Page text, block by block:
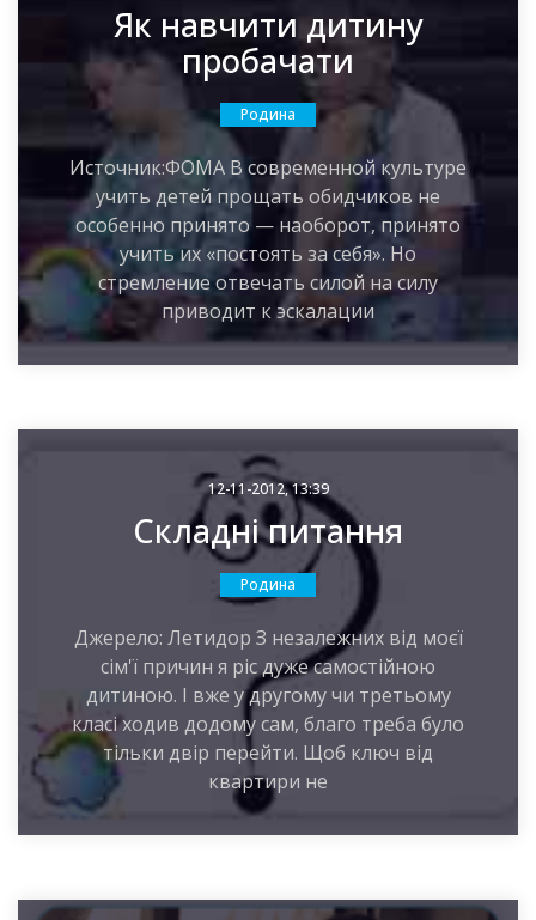
Як навчити дитину
пробачати
Родина
Источник:ФОМА В современной культуре
учить детей прощать обидчиков не
особенно принято — наоборот, принято
учить их «постоять за себя». Но
стремление отвечать силой на силу
приводит к эскалации
12-11-2012, 13:39
Складні питання
Родина
Джерело: Летидор З незалежних від моєї
сім'ї причин я ріс дуже самостійною
дитиною. І вже у другому чи третьому
класі ходив додому сам, благо треба було
тільки двір перейти. Щоб ключ від
квартири не